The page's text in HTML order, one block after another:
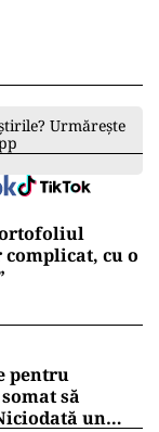
Urmărește
cu o
pentru
să
un